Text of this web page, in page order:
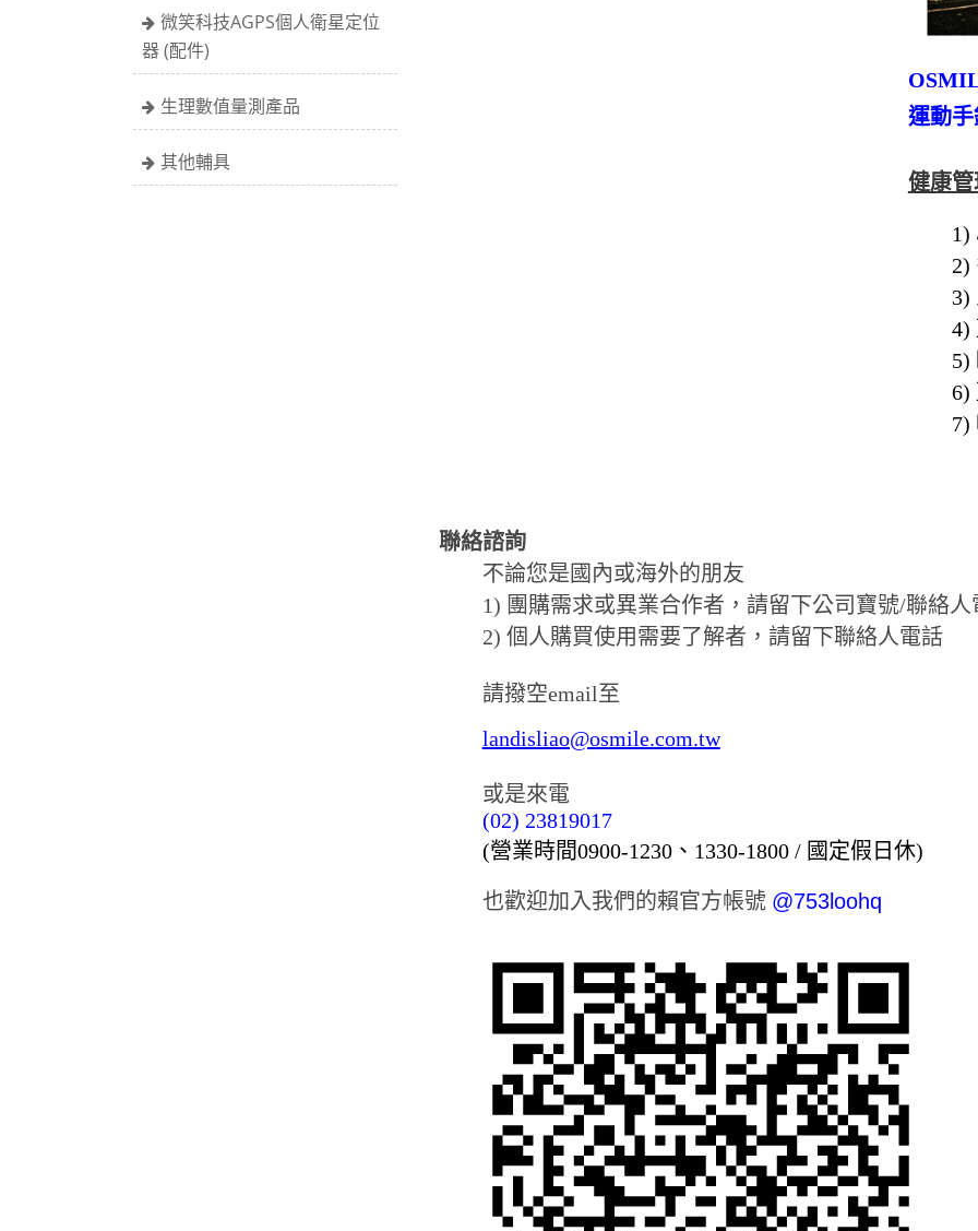
微笑科技AGPS個人衛星定位
器 (配件)
生理數值量測產品
其他輔具
運動手
健康
1)
2)
3)
4)
5)
6)
7)
聯絡諮詢
不論您是國內或海外的朋友
1) 團購需求或異業合作者，請留下公司寶號/聯絡人
2) 個人購買使用需要了解者，請留下聯絡人電話
請撥空email至
landisliao@osmile.com.tw
或是來電
(02) 23819017
(營業時間0900-1230、1330-1800 / 國定假日休)
也歡迎加入我們的賴官方帳號 @753loohq